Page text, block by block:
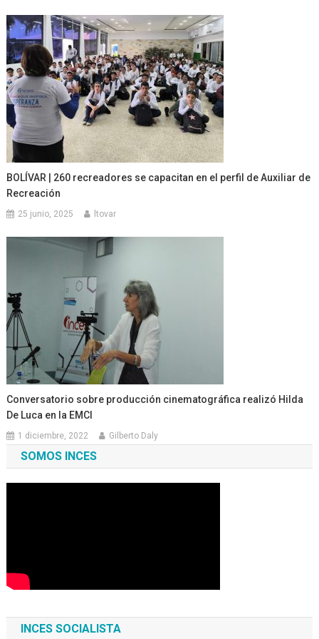
BOLÍVAR | 260 recreadores se capacitan en el perfil de Auxiliar de
Recreación
25 junio, 2025 ltovar
Conversatorio sobre producción cinematográfica realizó Hilda
De Luca en la EMCI
1 diciembre, 2022 Gilberto Daly
SOMOS INCES
INCES SOCIALISTA